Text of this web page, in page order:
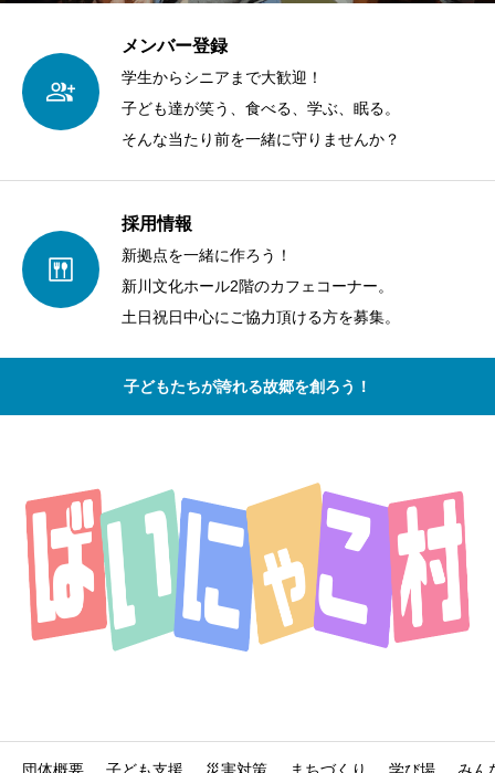
メンバー登録
学生からシニアまで大歓迎！
子ども達が笑う、食べる、学ぶ、眠る。
そんな当たり前を一緒に守りませんか？
採用情報
新拠点を一緒に作ろう！
新川文化ホール2階のカフェコーナー。
土日祝日中心にご協力頂ける方を募集。
子どもたちが誇れる故郷を創ろう！